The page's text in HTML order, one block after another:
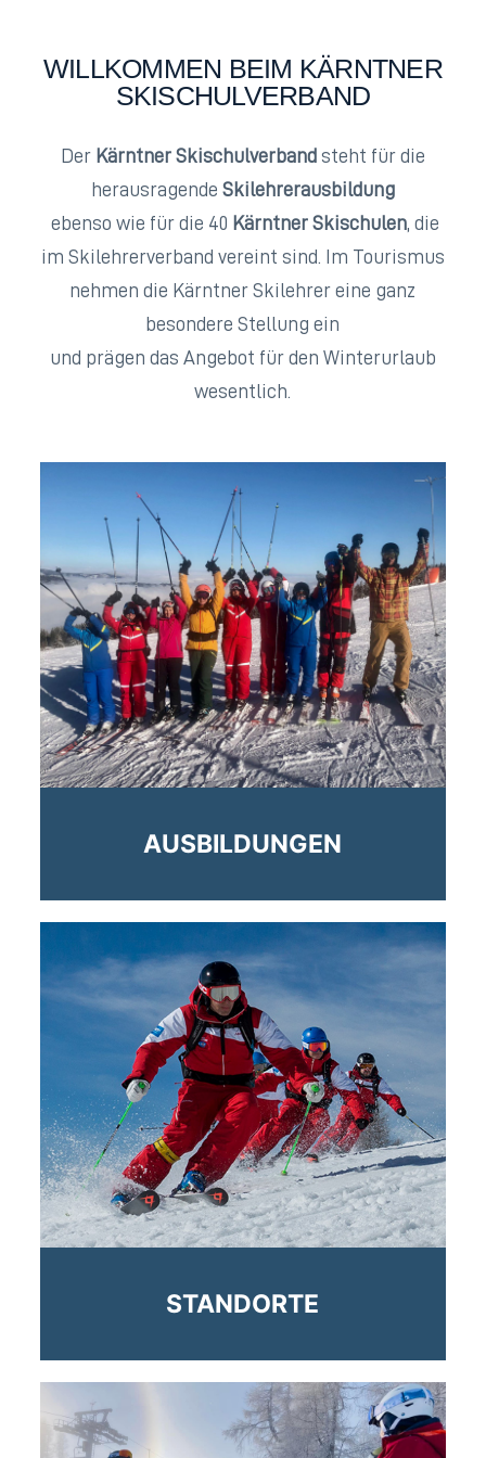
WILLKOMMEN BEIM KÄRNTNER
SKISCHULVERBAND
Der Kärntner Skischulverbandsteht für die
herausragende Skilehrerausbildung
ebenso wie für die 40 Kärntner Skischulen, die
im Skilehrerverband vereint sind. Im Tourismus
nehmen die Kärntner Skilehrer eine ganz
besondere Stellung ein
und prägen das Angebot für den Winterurlaub
wesentlich.
AUSBILDUNGEN
STANDORTE